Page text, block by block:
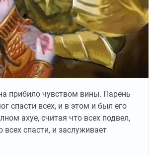
прибило чувством вины. Парень
спасти всех, и в этом и был его
ахуе, считая что всех подвел,
спасти, и заслуживает